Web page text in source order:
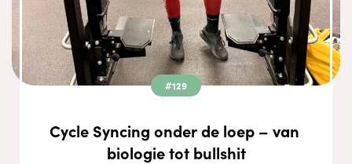
#129
Cycle Syncing onder de loep – van
biologie tot bullshit